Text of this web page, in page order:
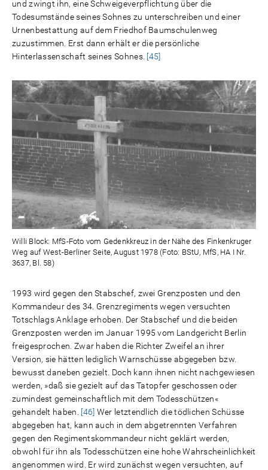
und zwingt ihn, eine Schweigeverpflichtung über die
Todesumstände seines Sohnes zu unterschreiben und einer
Urnenbestattung auf dem Friedhof Baumschulenweg
zuzustimmen. Erst dann erhält er die persönliche
Hinterlassenschaft seines Sohnes. [45]
Willi Block: MfS-Foto vom Gedenkkreuz in der Nähe des Finkenkruger
Weg auf West-Berliner Seite, August 1978 (Foto: BStU, MfS, HA I Nr.
3637, Bl. 58)
1993 wird gegen den Stabschef, zwei Grenzposten und den
Kommandeur des 34. Grenzregiments wegen versuchten
Totschlags Anklage erhoben. Der Stabschef und die beiden
Grenzposten werden im Januar 1995 vom Landgericht Berlin
freigesprochen. Zwar haben die Richter Zweifel an ihrer
Version, sie hätten lediglich Warnschüsse abgegeben bzw.
bewusst daneben gezielt. Doch kann ihnen nicht nachgewiesen
werden, »daß sie gezielt auf das Tatopfer geschossen oder
zumindest gemeinschaftlich mit dem Todesschützen«
gehandelt haben.
[46] Wer letztendlich die tödlichen Schüsse
abgegeben hat, kann auch in dem abgetrennten Verfahren
gegen den Regimentskommandeur nicht geklärt werden,
obwohl für ihn als Todesschützen eine hohe Wahrscheinlichkeit
angenommen wird. Er wird zunächst wegen versuchten, auf